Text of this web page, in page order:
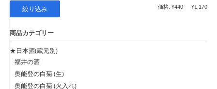
最
最
絞り込み 価格: ¥440 — ¥1,170
商品カテゴリー
★日本酒(蔵元別)
福井の酒
奥能登の白菊 (生)
奥能登の白菊 (火入れ)